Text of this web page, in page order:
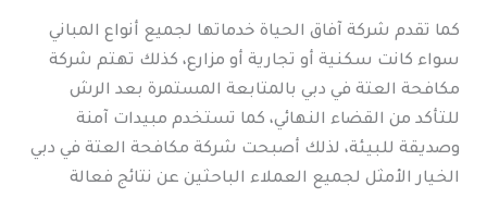
كما تقدم شركة آفاق الحياة خدماتها لجميع أنواع المباني
سواء كانت سكنية أو تجارية أو مزارع، كذلك تهتم شركة
مكافحة العتة في دبي بالمتابعة المستمرة بعد الرش
للتأكد من القضاء النهائي، كما تستخدم مبيدات آمنة
وصديقة للبيئة، لذلك أصبحت شركة مكافحة العتة في دبي
الخيار الأمثل لجميع العملاء الباحثين عن نتائج فعالة